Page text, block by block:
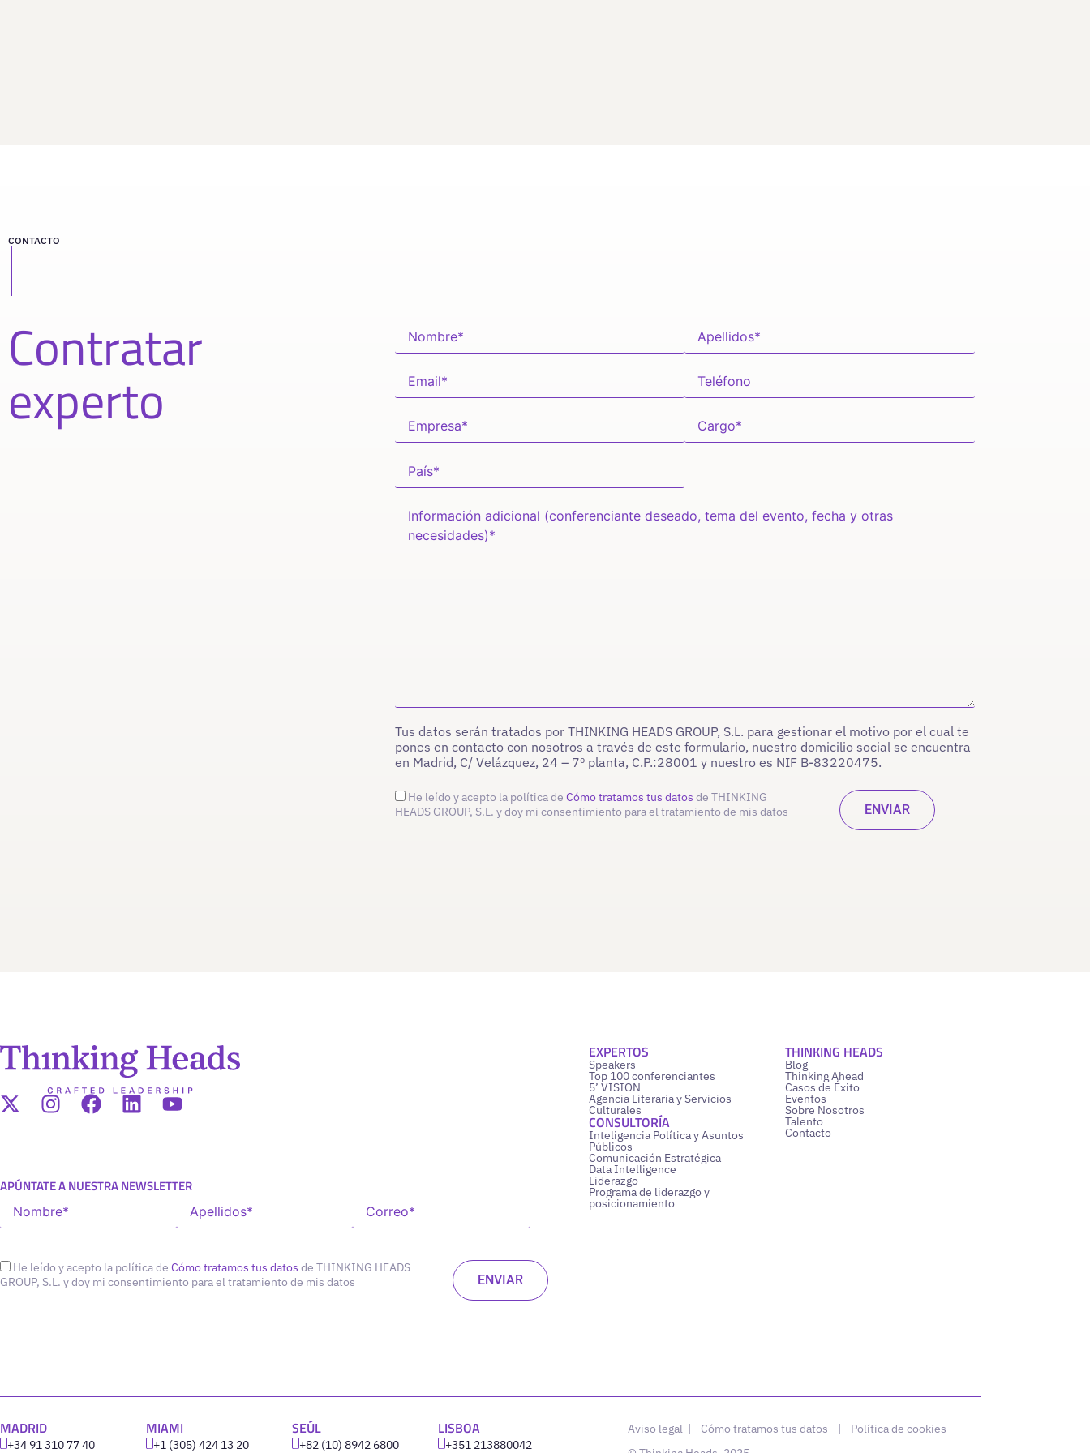
CONTACTO
Contratar
experto
Tus datos serán tratados por THINKING HEADS GROUP, S.L. para gestionar el motivo por el cual te
pones en contacto con nosotros a través de este formulario, nuestro domicilio social se encuentra
en Madrid, C/ Velázquez, 24 – 7º planta, C.P.:28001 y nuestro es NIF B-83220475.
He leído y acepto la política de Cómo tratamos tus datos de THINKING
HEADS GROUP, S.L. y doy mi consentimiento para el tratamiento de mis datos
APÚNTATE A NUESTRA NEWSLETTER
He leído y acepto la política de Cómo tratamos tus datos de THINKING HEADS
GROUP, S.L. y doy mi consentimiento para el tratamiento de mis datos
EXPERTOS
Speakers
Top 100 conferenciantes
5’ VISION
Agencia Literaria y Servicios
Culturales
CONSULTORÍA
Inteligencia Política y Asuntos
Públicos
Comunicación Estratégica
Data Intelligence
Liderazgo
Programa de liderazgo y
posicionamiento
THINKING HEADS
Blog
Thinking Ahead
Casos de Éxito
Eventos
Sobre Nosotros
Talento
Contacto
MADRID
+34 91 310 77 40
MIAMI
+1 (305) 424 13 20
SEÚL
+82 (10) 8942 6800
LISBOA
‪+351 213880042
Aviso legal | Cómo tratamos tus datos | Política de cookies